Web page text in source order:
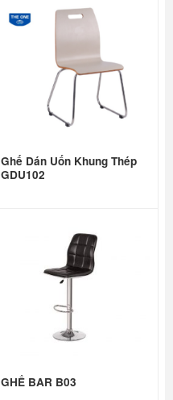
Ghế Dán Uốn Khung Thép
GDU102
GHẾ BAR B03